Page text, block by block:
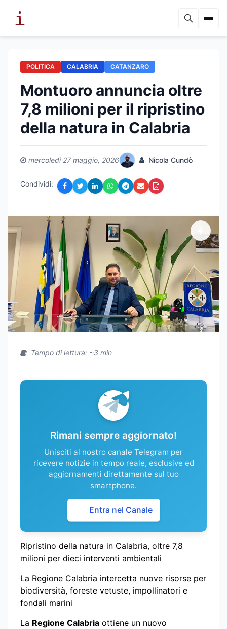
POLITICA CALABRIA CATANZARO
Montuoro annuncia oltre
7,8 milioni per il ripristino
della natura in Calabria
mercoledì 27 maggio, 2026 Nicola Cundò
Condividi:
Tempo di lettura: ~3 min
Rimani sempre aggiornato!
Unisciti al nostro canale Telegram per
ricevere notizie in tempo reale, esclusive ed
aggiornamenti direttamente sul tuo
smartphone.
Entra nel Canale
Ripristino della natura in Calabria, oltre 7,8
milioni per dieci interventi ambientali
La Regione Calabria intercetta nuove risorse per
biodiversità, foreste vetuste, impollinatori e
fondali marini
La Regione Calabria ottiene un nuovo